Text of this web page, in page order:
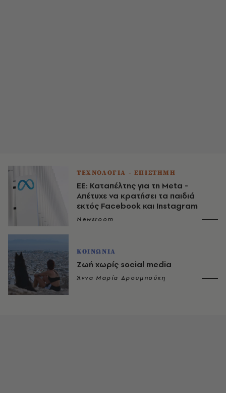
ΤΕΧΝΟΛΟΓΙΑ - ΕΠΙΣΤΗΜΗ
ΕΕ: Καταπέλτης για τη Meta -
Απέτυχε να κρατήσει τα παιδιά
εκτός Facebook και Instagram
Newsroom
ΚΟΙΝΩΝΙΑ
Ζωή χωρίς social media
Άννα Μαρία Δρουμπούκη